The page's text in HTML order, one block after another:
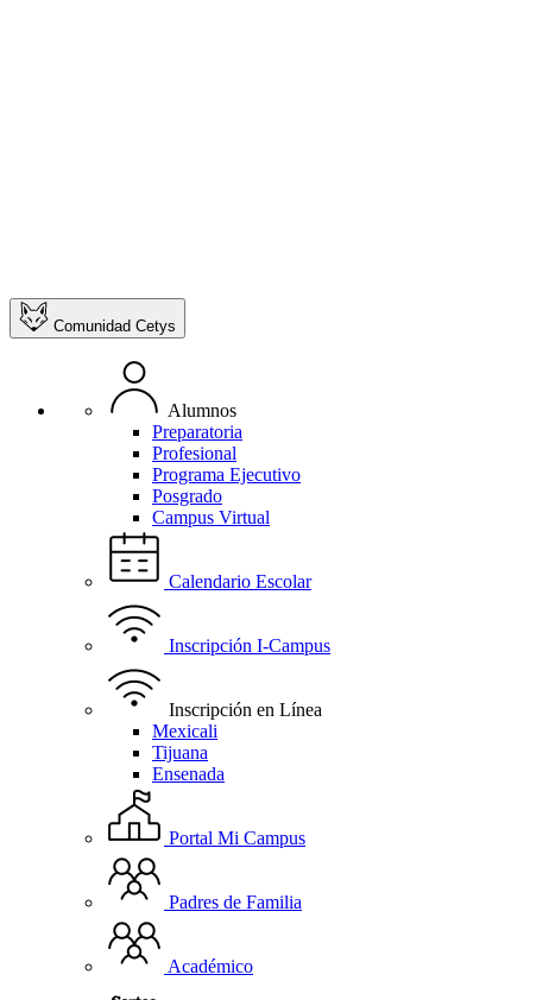
Comunidad Cetys
Alumnos
Preparatoria
Profesional
Programa Ejecutivo
Posgrado
Campus Virtual
Calendario Escolar
Inscripción I-Campus
Inscripción en Línea
Mexicali
Tijuana
Ensenada
Portal Mi Campus
Padres de Familia
Académico